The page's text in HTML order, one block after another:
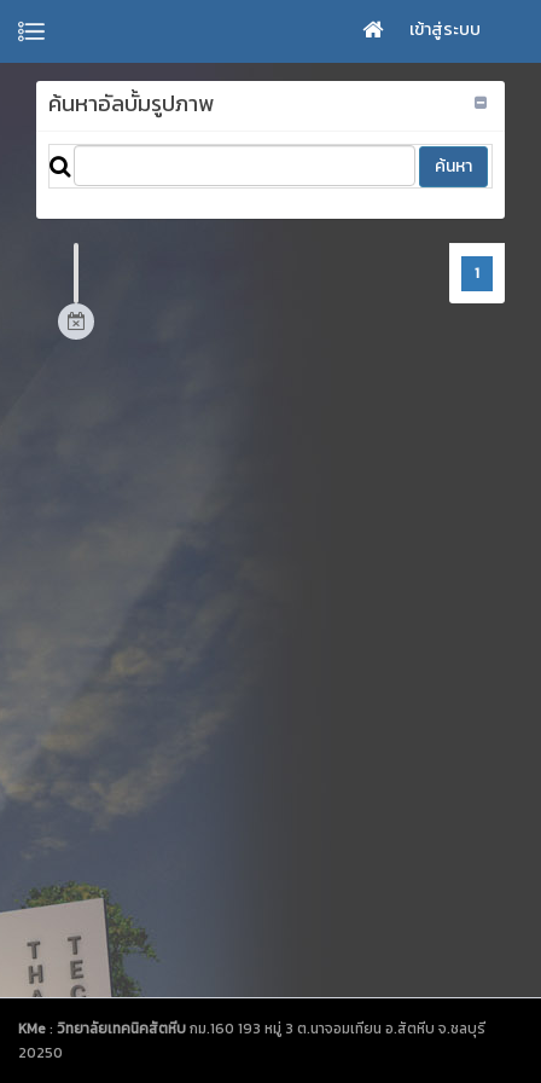
เข้าสู่ระบบ
ค้นหาอัลบั้มรูปภาพ
1
KMe: วิทยาลัยเทคนิคสัตหีบกม.160 193 หมู่ 3 ต.นาจอมเทียน อ.สัตหีบ จ.ชลบุรี
20250